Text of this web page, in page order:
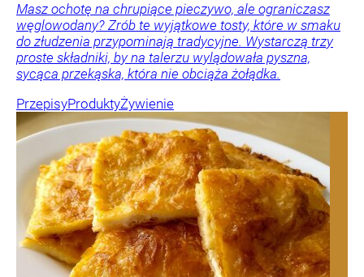
Masz ochotę na chrupiące pieczywo, ale ograniczasz
węglowodany? Zrób te wyjątkowe tosty, które w smaku
do złudzenia przypominają tradycyjne. Wystarczą trzy
proste składniki, by na talerzu wylądowała pyszna,
sycąca przekąska, która nie obciąża żołądka.
PrzepisyProduktyŻywienie